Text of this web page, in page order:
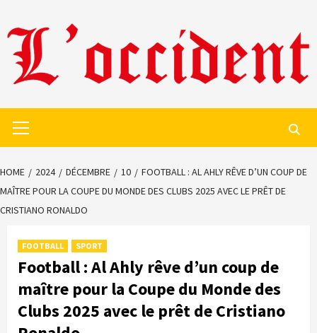
to
content
Menu
HOME 2024 DÉCEMBRE 10
FOOTBALL : AL AHLY RÊVE D’UN COUP DE
MAÎTRE POUR LA COUPE DU MONDE DES CLUBS 2025 AVEC LE PRÊT DE
CRISTIANO RONALDO
FOOTBALL SPORT
Football : Al Ahly rêve d’un coup de
maître pour la Coupe du Monde des
Clubs 2025 avec le prêt de Cristiano